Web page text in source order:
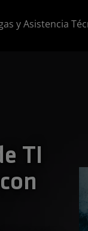
y Asistencia
TI